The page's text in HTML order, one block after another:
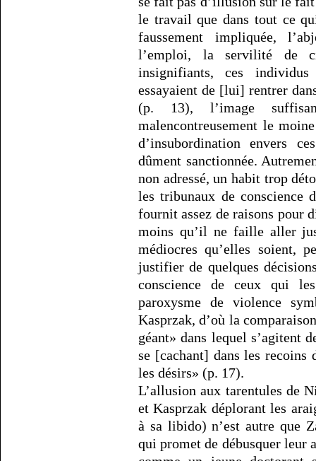
le travail que dans tout ce
faussement impliquée,
l’emploi, la servilité de
insignifiants, ces
essayaient de [lui] rentrer
(p. 13), l’image
malencontreusement le
d’insubordination envers
dûment sanctionnée.
non adressé, un habit trop
les tribunaux de conscience
fournit assez de raisons pour
moins qu’il ne faille aller
médiocres qu’elles soient,
justifier de quelques
conscience de ceux qui
paroxysme de violence
Kasprzak, d’où la
géant» dans lequel s’agitent
se [cachant] dans les recoins
les désirs» (p. 17).
L’allusion aux tarentules de
et Kasprzak déplorant les
à sa libido) n’est autre que
qui promet de débusquer leur